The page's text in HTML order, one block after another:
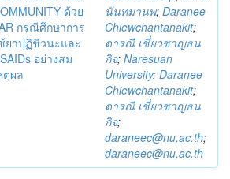
ด้วย
กรณีศึกษาการ
ยาปฏิชีวนะและ
อย่างสม
ตุผล
นันทมานพ; Daranee
Chiewchantanakit;
ดารณี เชี่ยวชาญธน
กิจ; Naresuan
University; Daranee
Chiewchantanakit;
ดารณี เชี่ยวชาญธน
กิจ;
daraneec@nu.ac.th;
daraneec@nu.ac.th